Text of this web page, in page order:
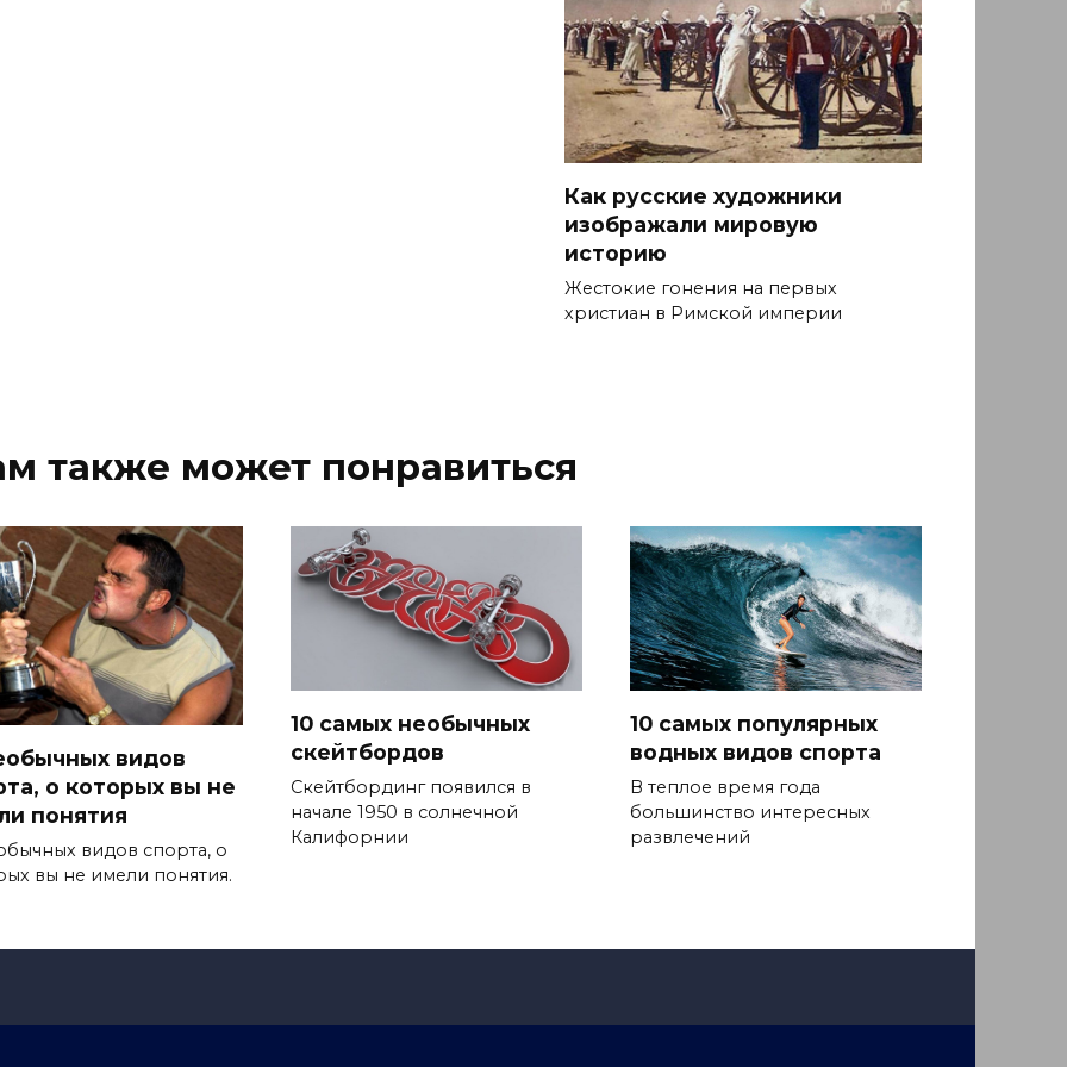
Как русские художники
изображали мировую
историю
Жестокие гонения на первых
христиан в Римской империи
также может понравиться
видов
о которых вы не
понятия
видов спорта, о
вы не имели понятия.
10 самых необычных
скейтбордов
Скейтбординг появился в
начале 1950 в солнечной
Калифорнии
10 самых популярных
водных видов спорта
В теплое время года
большинство интересных
развлечений